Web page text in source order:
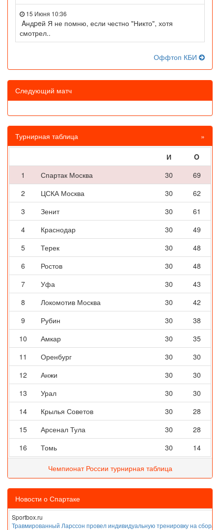
15 Июня 10:36
Aндpeй Я не помню, если честно "Никто", хотя
смотрел..
Оффтоп КБИ
Следующий матч
Турнирная таблица »
И
O
1
Спартак Москва 30
69
2
ЦСКА Москва 30
62
3
Зенит 30
61
4
Краснодар 30
49
5
Терек 30
48
6
Ростов 30
48
7
Уфа 30
43
8
Локомотив Москва 30
42
9
Рубин 30
38
10
Амкар 30
35
11
Оренбург 30
30
12
Анжи 30
30
13
Урал 30
30
14
Крылья Советов 30
28
15
Арсенал Тула 30
28
16
Томь 30 14
Чемпионат России турнирная таблица
Новости о Спартаке
Sportbox.ru
Травмированный Ларссон провел индивидуальную тренировку на